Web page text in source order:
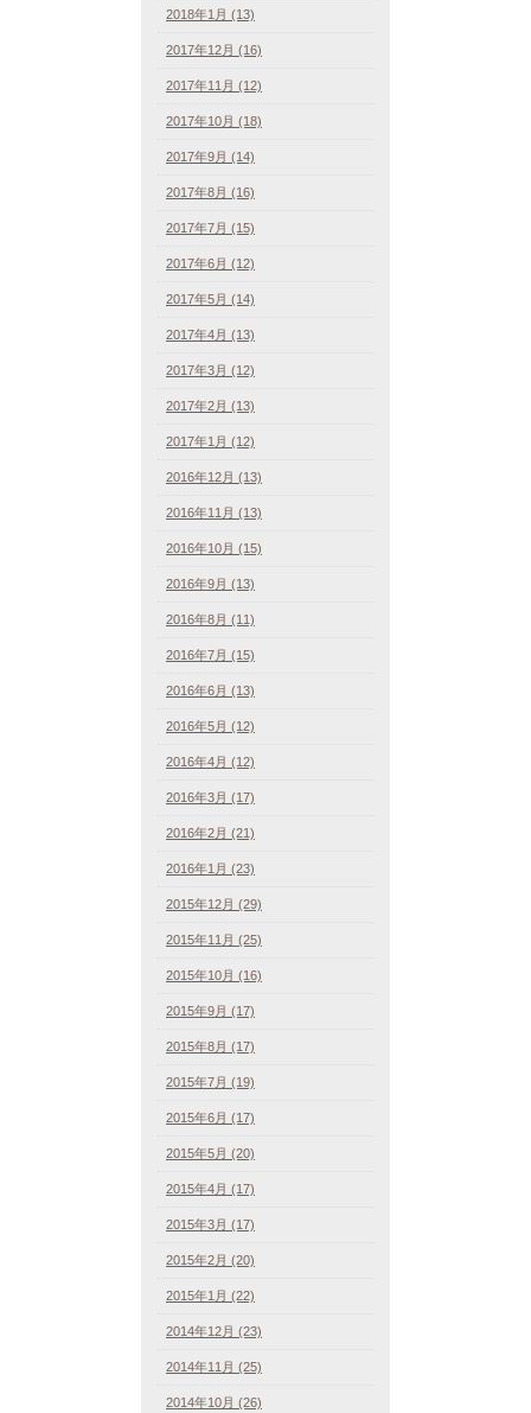
2018年1月 (13)
2017年12月 (16)
2017年11月 (12)
2017年10月 (18)
2017年9月 (14)
2017年8月 (16)
2017年7月 (15)
2017年6月 (12)
2017年5月 (14)
2017年4月 (13)
2017年3月 (12)
2017年2月 (13)
2017年1月 (12)
2016年12月 (13)
2016年11月 (13)
2016年10月 (15)
2016年9月 (13)
2016年8月 (11)
2016年7月 (15)
2016年6月 (13)
2016年5月 (12)
2016年4月 (12)
2016年3月 (17)
2016年2月 (21)
2016年1月 (23)
2015年12月 (29)
2015年11月 (25)
2015年10月 (16)
2015年9月 (17)
2015年8月 (17)
2015年7月 (19)
2015年6月 (17)
2015年5月 (20)
2015年4月 (17)
2015年3月 (17)
2015年2月 (20)
2015年1月 (22)
2014年12月 (23)
2014年11月 (25)
2014年10月 (26)